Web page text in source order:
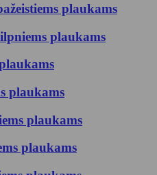
plaukams
plaukams
plaukams
plaukams
plaukams